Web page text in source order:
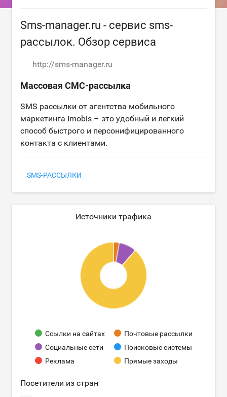
Sms-manager.ru - сервис sms-
рассылок. Обзор сервиса
http://sms-manager.ru
Массовая СМС-рассылка
SMS рассылки от агентства мобильного
маркетинга Imobis – это удобный и легкий
способ быстрого и персонифицированного
контакта с клиентами.
SMS-РАССЫЛКИ
Источники трафика
Ссылки на сайтах
Почтовые рассылки
Социальные сети
Поисковые системы
Реклама
Прямые заходы
Посетители из стран